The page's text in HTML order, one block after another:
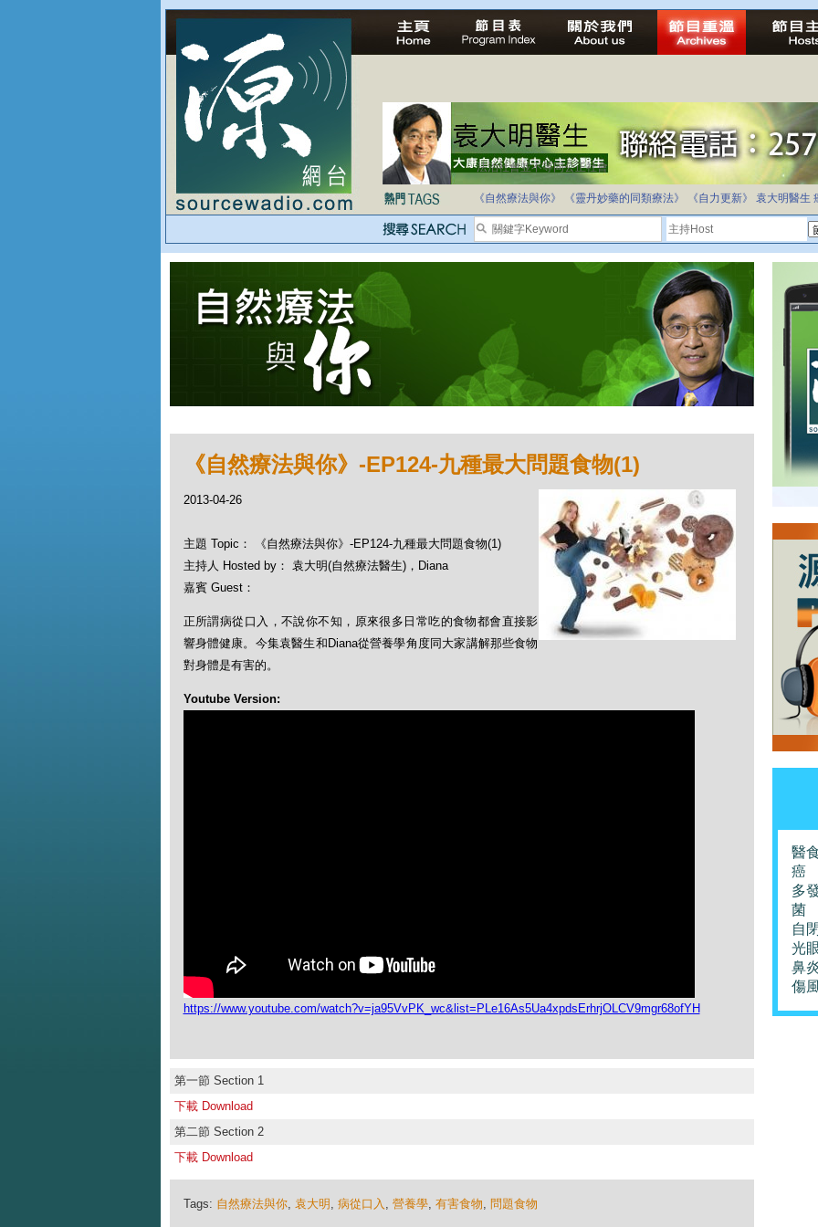
法治社會並不等同公正社會
自家教育合法化-推動多元化教育，全民學卷制
《自然療法與你》
《靈丹妙藥的同類療法》 《自力更新》 袁大明醫生
《自然療法與你》-EP124-九種最大問題食物(1)
2013-04-26
主題 Topic： 《自然療法與你》-EP124-九種最大問題食物(1)
主持人 Hosted by： 袁大明(自然療法醫生)，Diana
嘉賓 Guest：
正所謂病從口入，不說你不知，原來很多日常吃的食物都會直接影
響身體健康。今集袁醫生和Diana從營養學角度同大家講解那些食物
對身體是有害的。
Youtube Version:
https://www.youtube.com/watch?v=ja95VvPK_wc&list=PLe16As5Ua4xpdsErhrjOLCV9mgr68ofYH
第一節 Section 1
下載 Download
第二節 Section 2
下載 Download
Tags: 自然療法與你, 袁大明 , 病從口入 , 營養學, 有害食物, 問題食物
醫
癌
多
菌
自
光
鼻
傷